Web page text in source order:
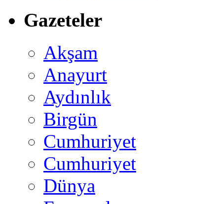
Gazeteler
Akşam
Anayurt
Aydınlık
Birgün
Cumhuriyet
Cumhuriyet
Dünya